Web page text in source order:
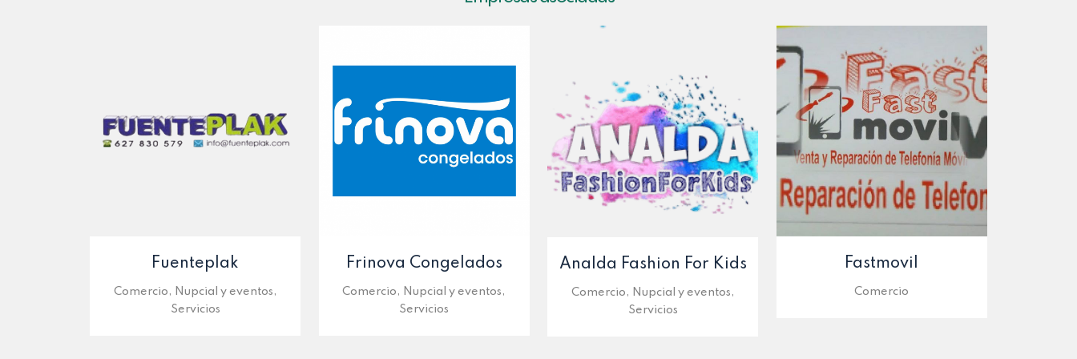
Fuenteplak
Comercio, Nupcial y eventos,
Servicios
Frinova Congelados
Comercio, Nupcial y eventos,
Servicios
Analda Fashion For Kids
Comercio, Nupcial y eventos,
Servicios
Fastmovil
Comercio